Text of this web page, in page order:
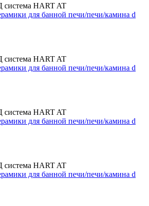
HART AT
для банной печи/печи/камина d
HART AT
для банной печи/печи/камина d
HART AT
для банной печи/печи/камина d
HART AT
для банной печи/печи/камина d